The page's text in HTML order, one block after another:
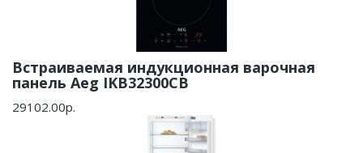
Встраиваемая индукционная варочная
панель Aeg IKB32300CB
29102.00р.